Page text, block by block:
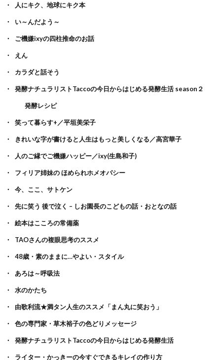
人にキク、地球にキク本
い～んだよう～
ご機嫌ixyの四柱推命のお話
えん
カラダと話そう
発酵ナチュラリストTaccoの今日からはじめる発酵生活 season２
発酵レシピ
笑って暮らす+／平垣美栄子
きれいな字が書けると人生はもっと美しくなる／高宮華子
人のご縁でご機嫌ハッピー／ixy(生島和子)
フィリア姉妹の ほめられホメオパシー
今、ここ、サトケン
先に笑う 後で泣く – しお園長のこどもの話・おとなの話
絵本はこころの常備薬
TAOさんの複眼思考のススメ
48歳・素のままに…やよい・スタイル
あろは～呼吸法
水のかたち
由歌利流★満タン人生のススメ「まん丸に笑おう」
色の専門家・草木裕子の色どりメッセージ
発酵ナチュラリストTaccoの今日からはじめる発酵生活
ライター・かっきーの今すぐできるキレイの作り方